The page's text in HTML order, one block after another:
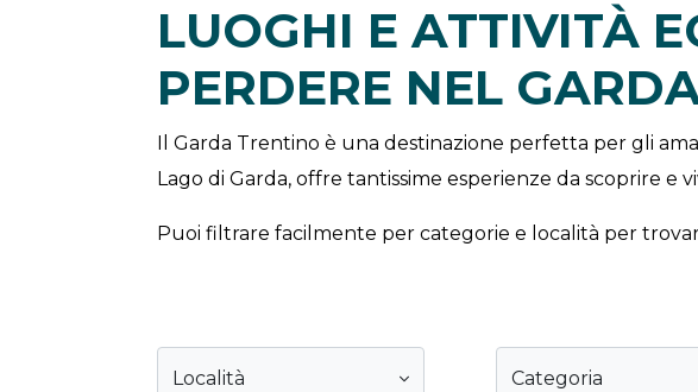
LUOGHI E ATTIVITÀ
PERDERE NEL
Il Garda Trentino è una destinazione perfetta per gli
Lago di Garda, offre tantissime esperienze da scoprire e
Puoi filtrare facilmente per categorie e località per
Località Categoria